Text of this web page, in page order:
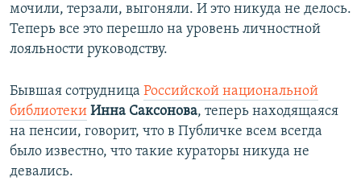
мочили, терзали, выгоняли. И это никуда не делось.
Теперь все это перешло на уровень личностной
лояльности руководству.
Бывшая сотрудница Российской национальной
библиотеки Инна Саксонова, теперь находящаяся
на пенсии, говорит, что в Публичке всем всегда
было известно, что такие кураторы никуда не
девались.